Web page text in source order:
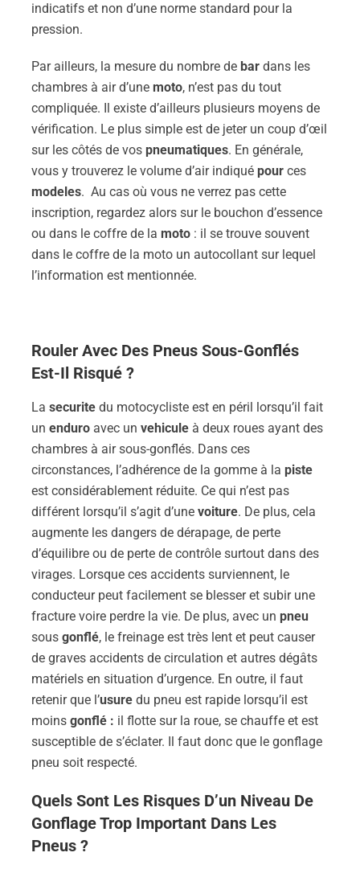
indicatifs et non d’une norme standard pour la
pression.
Par ailleurs, la mesure du nombre de bar dans les
chambres à air d’une moto, n’est pas du tout
compliquée. Il existe d’ailleurs plusieurs moyens de
vérification. Le plus simple est de jeter un coup d’œil
sur les côtés de vos pneumatiques. En générale,
vous y trouverez le volume d’air indiqué pour ces
modeles. Au cas où vous ne verrez pas cette
inscription, regardez alors sur le bouchon d’essence
ou dans le coffre de la moto : il se trouve souvent
dans le coffre de la moto un autocollant sur lequel
l’information est mentionnée.
Rouler Avec Des Pneus Sous-Gonflés
Est-Il Risqué ?
La securite du motocycliste est en péril lorsqu’il fait
un enduro avec un vehicule à deux roues ayant des
chambres à air sous-gonflés. Dans ces
circonstances, l’adhérence de la gomme à la piste
est considérablement réduite. Ce qui n’est pas
différent lorsqu’il s’agit d’une voiture. De plus, cela
augmente les dangers de dérapage, de perte
d’équilibre ou de perte de contrôle surtout dans des
virages. Lorsque ces accidents surviennent, le
conducteur peut facilement se blesser et subir une
fracture voire perdre la vie. De plus, avec un pneu
sous gonflé, le freinage est très lent et peut causer
de graves accidents de circulation et autres dégâts
matériels en situation d’urgence. En outre, il faut
retenir que l’usure du pneu est rapide lorsqu’il est
moins gonflé : il flotte sur la roue, se chauffe et est
susceptible de s’éclater. Il faut donc que le gonflage
pneu soit respecté.
Quels Sont Les Risques D’un Niveau De
GonflageTrop Important Dans Les
Pneus ?